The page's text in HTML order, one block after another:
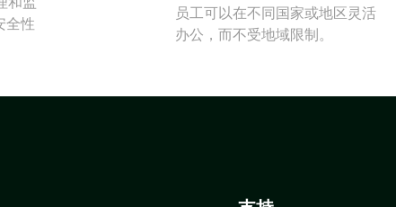
全性
员工可以在不同国家或地区灵活
办公，而不受地域限制。